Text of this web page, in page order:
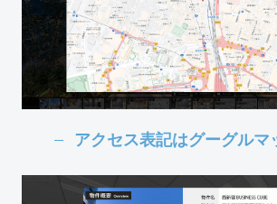
アクセス表記はグーグルマ